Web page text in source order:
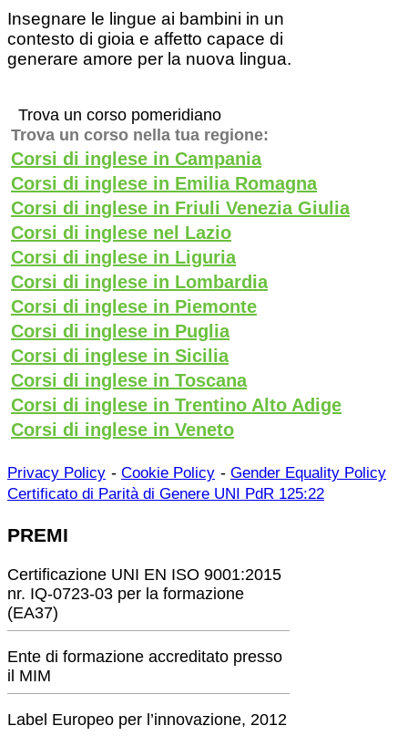
Insegnare le lingue ai bambini in un
contesto di gioia e affetto capace di
generare amore per la nuova lingua.
Trova un corso pomeridiano
Trova un corso nella tua regione:
Corsi di inglese in Campania
Corsi di inglese in Emilia Romagna
Corsi di inglese in Friuli Venezia Giulia
Corsi di inglese nel Lazio
Corsi di inglese in Liguria
Corsi di inglese in Lombardia
Corsi di inglese in Piemonte
Corsi di inglese in Puglia
Corsi di inglese in Sicilia
Corsi di inglese in Toscana
Corsi di inglese in Trentino Alto Adige
Corsi di inglese in Veneto
Privacy Policy - Cookie Policy - Gender Equality Policy
Certificato di Parità di Genere UNI PdR 125:22
PREMI
Certificazione UNI EN ISO 9001:2015
nr. IQ-0723-03 per la formazione
(EA37)
Ente di formazione accreditato presso
il MIM
Label Europeo per l’innovazione, 2012